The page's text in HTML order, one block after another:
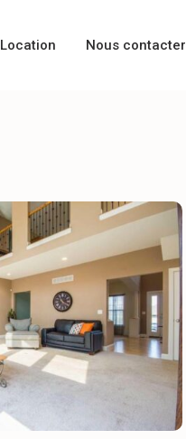
Location Nous contacter